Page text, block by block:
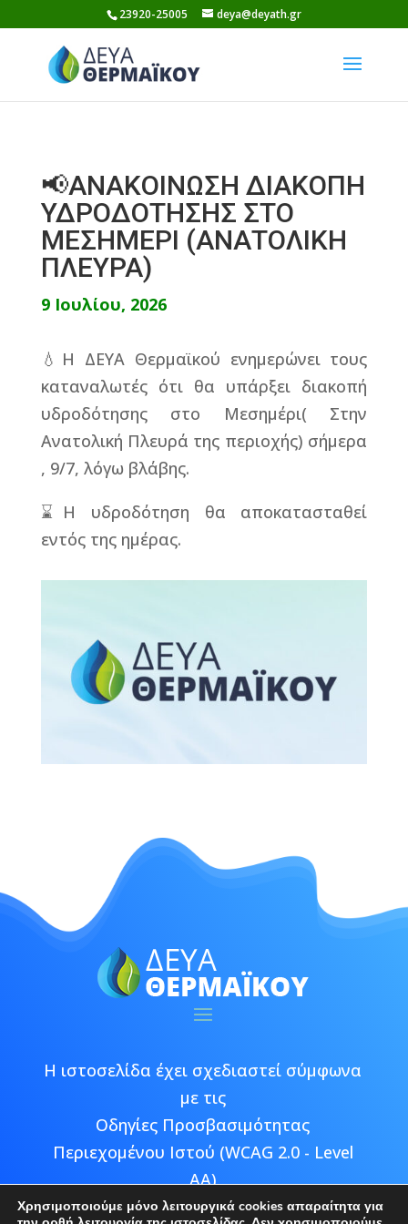
to
content
23920-25005 deya@deyath.gr
📢ΑΝΑΚΟΙΝΩΣΗ ΔΙΑΚΟΠΗ
ΥΔΡΟΔΟΤΗΣΗΣ ΣΤΟ
ΜΕΣΗΜΕΡΙ (ΑΝΑΤΟΛΙΚΗ
ΠΛΕΥΡΑ)
9 Ιουλίου, 2026
💧Η ΔΕΥΑ Θερμαϊκού ενημερώνει τους
καταναλωτές ότι θα υπάρξει διακοπή
υδροδότησης στο Μεσημέρι( Στην
Ανατολική Πλευρά της περιοχής) σήμερα
, 9/7, λόγω βλάβης.
⌛️Η υδροδότηση θα αποκατασταθεί
εντός της ημέρας.
Η ιστοσελίδα έχει σχεδιαστεί σύμφωνα
με τις
Οδηγίες Προσβασιμότητας
Περιεχομένου Ιστού (WCAG 2.0 - Level
AA)
Χρησιμοποιούμε μόνο λειτουργικά cookies απαραίτητα για